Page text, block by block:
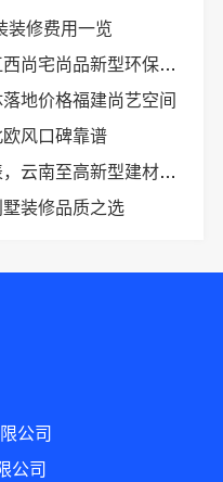
装修费用一览
品新型环保材料有限公司
地价格福建尚艺空间
风口碑靠谱
高新型建材有限公司合理
装修品质之选
公司
公司